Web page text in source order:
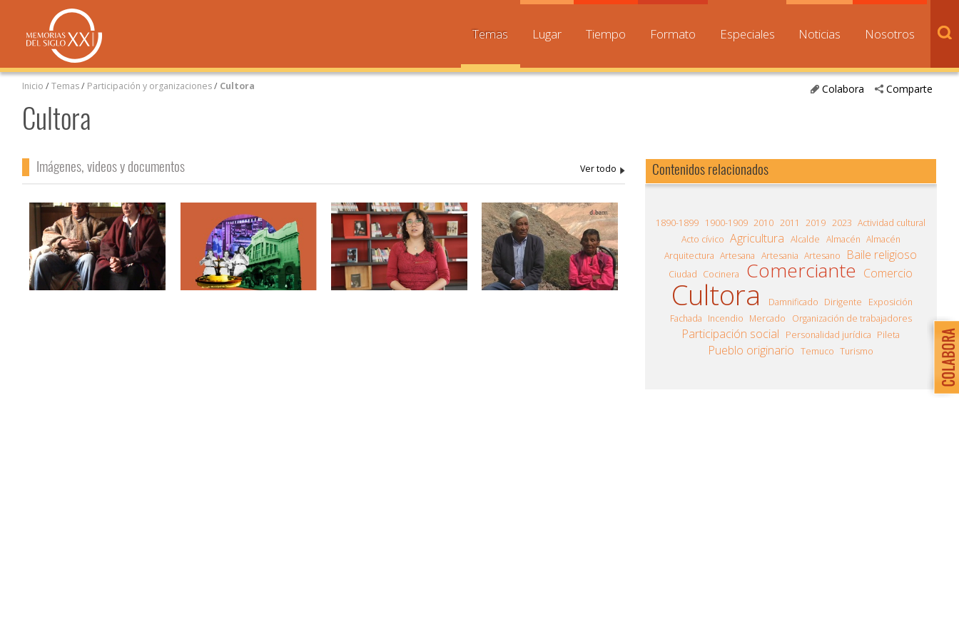
Temas Lugar Tiempo Formato Especiales Noticias Nosotros
Comparte
Colabora
Inicio /Temas/ Participación y organizaciones/ Cultora
Cultora
Imágenes, videos y documentos Contenidos relacionados
1890-1899 1900-1909 2010 2011 2019 2023 Actividad cultural
Acto cívico Agricultura Alcalde Almacén Almacén
Arquitectura Artesana Artesania Artesano Baile religioso
Ciudad Cocinera Comerciante Comercio
Cultora Damnificado Dirigente
Exposición
Fachada Incendio Mercado Organización de trabajadores
Participación social Personalidad jurídica Pileta
Pueblo originario Temuco Turismo